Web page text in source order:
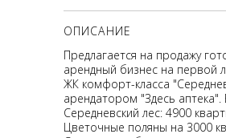
ОПИСАНИЕ
Предлагается на продажу
арендный бизнес на первой
ЖК комфорт-класса
арендатором "Здесь
Середневский лес: 4900
Цветочные поляны на 3000